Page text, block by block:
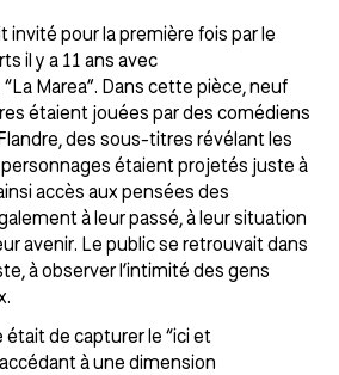
invité pour la première fois par le
il y a 11 ans avec
Marea”. Dans cette pièce, neuf
étaient jouées par des comédiens
des sous-titres révélant les
étaient projetés juste à
accès aux pensées des
à leur passé, à leur situation
avenir. Le public se retrouvait dans
à observer l’intimité des gens
de capturer le “ici et
à une dimension